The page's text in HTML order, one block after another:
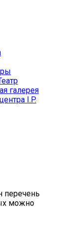
галерея
I.P.
перечень
можно